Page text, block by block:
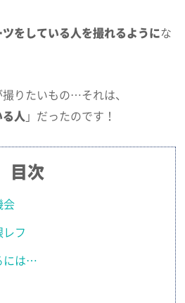
ツをしている人を撮れるようにな
りたいもの…それは、
人」だったのです！
目次
会
フ
には…